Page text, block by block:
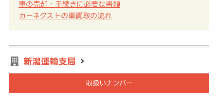
車の売却・手続きに必要な書類
カーネクストの車買取の流れ
新潟運輸支局
取扱いナンバー